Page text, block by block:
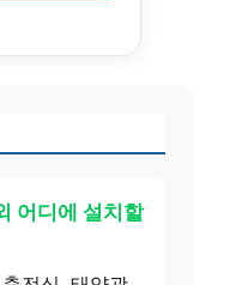
어디에 설치할